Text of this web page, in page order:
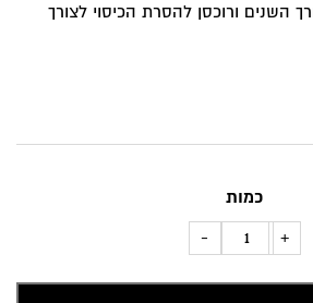
השנים ורוכסן להסרת הכיסוי לצורך
כמות
+
כמות
-